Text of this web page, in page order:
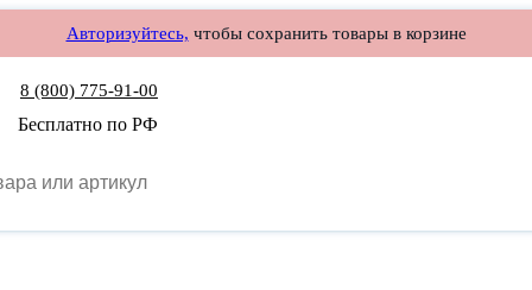
Авторизуйтесь, чтобы сохранить товары в корзине
8 (800) 775-91-00
Бесплатно по РФ